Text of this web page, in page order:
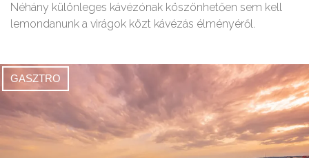
Néhány különleges kávézónak köszönhetően sem kell
lemondanunk a virágok közt kávézás élményéről.
GASZTRO